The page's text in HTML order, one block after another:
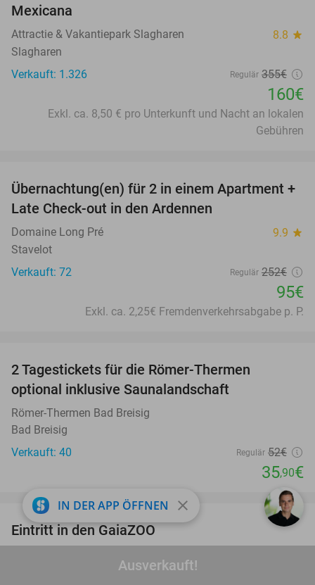
Ausverkauft!
Mexicana
Attractie & Vakantiepark Slagharen 8.8 star
Slagharen
Verkauft: 1.326
Regulär 355€
160€
Exkl. ca. 8,50 € pro Unterkunft und Nacht an lokalen
Gebühren
62%
Übernachtung(en) für 2 in einem Apartment +
Late Check-out in den Ardennen
Domaine Long Pré 9.9 star
Stavelot
Verkauft: 72
Regulär 252€
95€
Exkl. ca. 2,25€ Fremdenverkehrsabgabe p. P.
2 Tagestickets für die Römer-Thermen
optional inklusive Saunalandschaft
Römer-Thermen Bad Breisig
Bad Breisig
Verkauft: 40
Regulär 52€
35,90€
14%
favorite_border
Eintritt in den GaiaZOO
IN DER APP ÖFFNEN close